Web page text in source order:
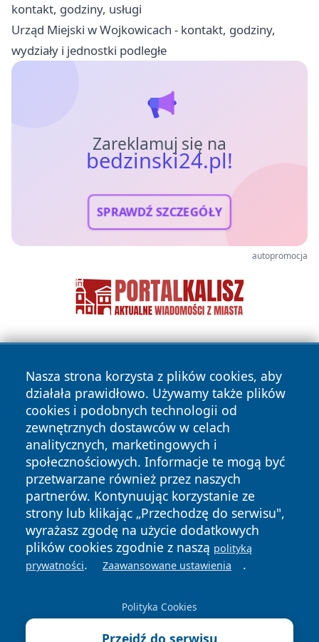
kontakt, godziny, usługi
Urząd Miejski w Wojkowicach - kontakt, godziny,
wydziały i jednostki podległe
Zareklamuj się na
bedzinski24.pl!
SPRAWDŹ SZCZEGÓŁY
autopromocja
Nasza strona korzysta z plików cookies, aby
działała prawidłowo. Używamy także plików
cookies i podobnych technologii od
zewnętrznych dostawców w celach
analitycznych, marketingowych i
społecznościowych. Informacje te mogą być
przetwarzane również przez naszych
partnerów. Kontynuując korzystanie ze
strony lub klikając „Przechodzę do serwisu",
wyrażasz zgodę na użycie dodatkowych
plików cookies zgodnie z naszą polityką
prywatności. Zaawansowane ustawienia .
Polityka Cookies
Przejdź do serwisu
Copyright © 2026 bedzinski24.pl Wszystkie prawa
zastrzeżone.
News Autorzy
Polityka
Prywatności
Polityka
Cookies